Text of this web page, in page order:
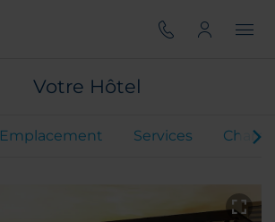
Votre Hôtel
Emplacement Services